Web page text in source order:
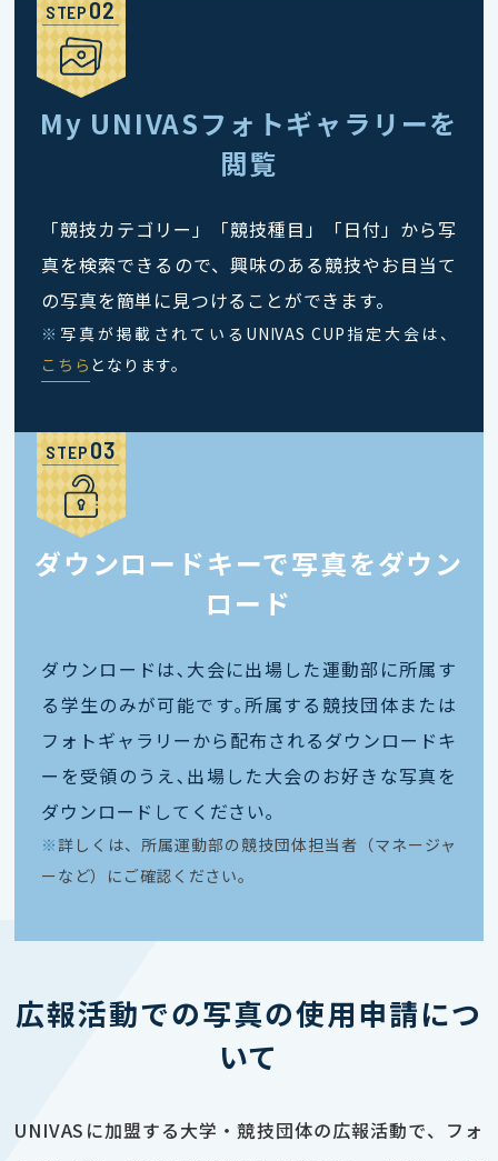
STEP
My UNIVASフォトギャラリーを
閲覧
「競技カテゴリー」「競技種目」「日付」から写
真を検索できるので、興味のある競技やお目当て
の写真を簡単に見つけることができます。
※ 写真が掲載されているUNIVAS CUP指定大会は、
こちら となります。
STEP
ダウンロードキーで写真をダウン
ロード
ダウンロードは､大会に出場した運動部に所属す
る学生のみが可能です｡所属する競技団体または
フォトギャラリーから配布されるダウンロードキ
ーを受領のうえ､出場した大会のお好きな写真を
ダウンロードしてください｡
※ 詳しくは、所属運動部の競技団体担当者（マネージャ
ーなど）にご確認ください。
広報活動での写真の使用申請につ
いて
UNIVASに加盟する大学・競技団体の広報活動で、フォ